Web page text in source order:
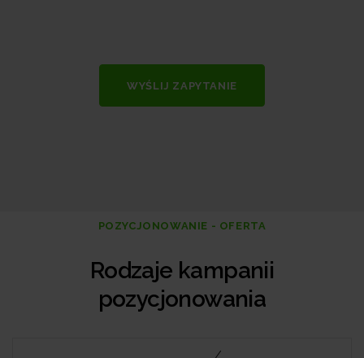
WYŚLIJ ZAPYTANIE
POZYCJONOWANIE - OFERTA
Rodzaje kampanii
pozycjonowania